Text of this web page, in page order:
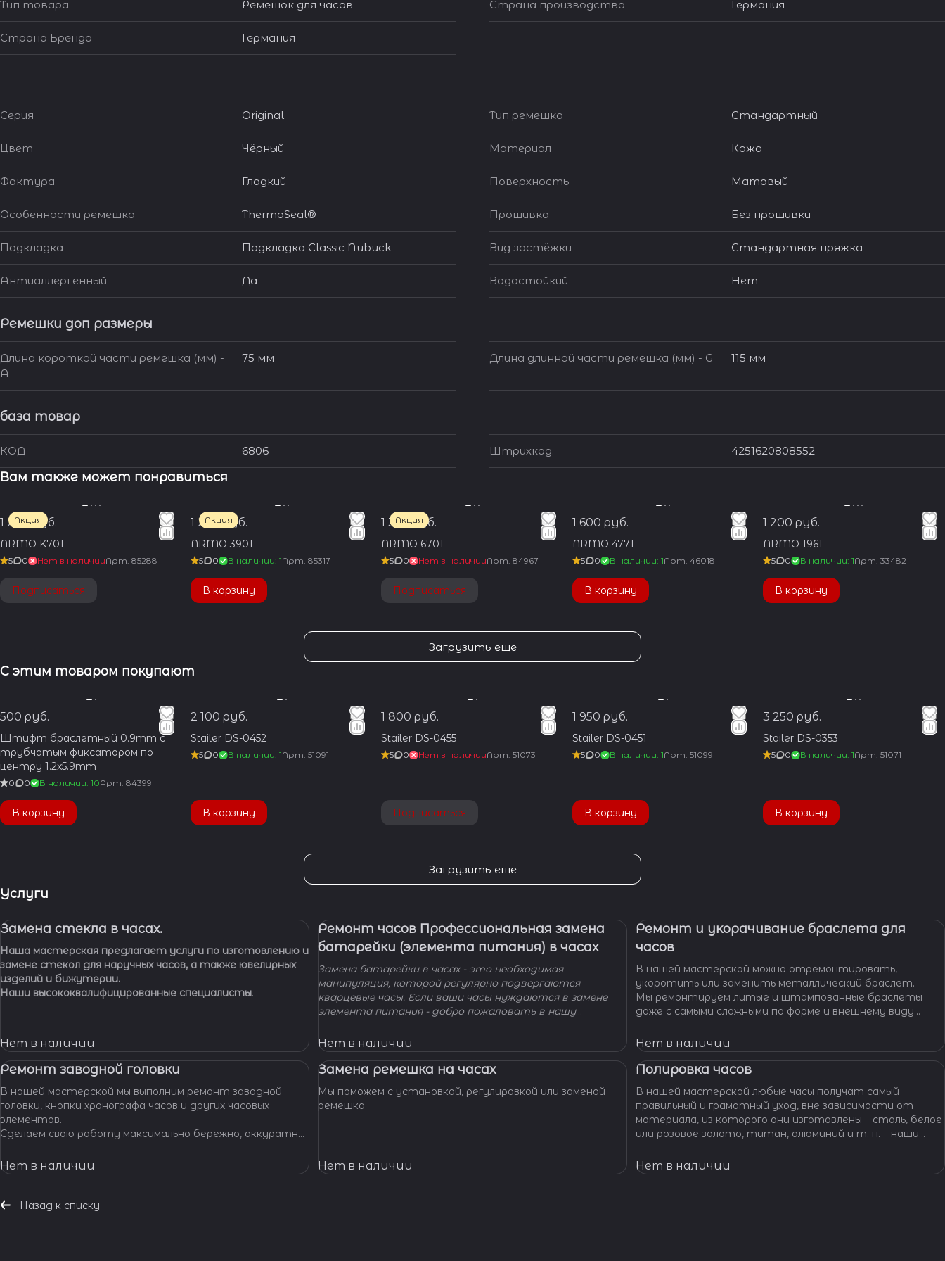
Тип товара Ремешок для часов Страна производства Германия
Страна Бренда Германия
Серия Original Тип ремешка Стандартный
Цвет Чёрный Материал Кожа
Фактура Гладкий Поверхность Матовый
Особенности ремешка ThermoSeal® Прошивка Без прошивки
Подкладка Подкладка Classic Nubuck Вид застёжки Стандартная пряжка
Антиаллергенный Да Водостойкий Нет
Ремешки доп размеры
Длина короткой части ремешка (мм) -
A
75 мм Длина длинной части ремешка (мм) - G 115 мм
база товар
КОД 6806 Штрихкод. 4251620808552
Вам также может понравиться
Акция
1 200 руб.
ARMO K701
5 0 Нет в наличииАрт. 85288
Подписаться
Акция
1 200 руб.
ARMO 3901
5 0 В наличии: 1Арт.85317
В корзину
Акция
1 350 руб.
ARMO 6701
5 0 Нет в наличииАрт.84967
Подписаться
1 600 руб.
ARMO 4771
5 0 В наличии: 1Арт. 46018
В корзину
1 200 руб.
ARMO 1961
5 0 В наличии: 1Арт. 33482
В корзину
Загрузить еще
С этим товаром покупают
500 руб.
Штифт браслетный 0.9mm с
трубчатым фиксатором по
центру 1.2x5.9mm
0 0 В наличии: 10Арт. 84399
В корзину
2 100 руб.
Stailer DS-0452
5 0 В наличии: 1Арт.51091
В корзину
1 800 руб.
Stailer DS-0455
5 0 Нет в наличииАрт.51073
Подписаться
1 950 руб.
Stailer DS-0451
5 0 В наличии: 1Арт. 51099
В корзину
3 250 руб.
Stailer DS-0353
5 0 В наличии: 1Арт. 51071
В корзину
Загрузить еще
Услуги
Замена стекла в часах.
Наша мастерская предлагает услуги по изготовлению и
замене стекол для наручных часов, а также ювелирных
изделий и бижутерии.
Наши высококвалифицированные специалисты
Нет в наличии
Ремонт часов Профессиональная замена
батарейки (элемента питания) в часах
Замена батарейки в часах - это необходимая
манипуляция, которой регулярно подвергаются
кварцевые часы. Если ваши часы нуждаются в замене
элемента питания - добро пожаловать в нашу
вам решить вашу проблему и произведут замену
батарейки профессионально, быстро, качественно и по
доступной цене.
Нет в наличии
Ремонт и укорачивание браслета для
часов
В нашей мастерской можно отремонтировать,
укоротить или заменить металлический браслет.
Мы ремонтируем литые и штампованные браслеты
даже с самыми сложными по форме и внешнему виду
Нет в наличии
Ремонт заводной головки
В нашей мастерской мы выполним ремонт заводной
головки, кнопки хронографа часов и других часовых
элементов.
Сделаем свою работу максимально бережно, аккуратно
часов.
Нет в наличии
Замена ремешка на часах
Мы поможем с установкой, регулировкой или заменой
ремешка
Нет в наличии
Полировка часов
В нашей мастерской любые часы получат самый
правильный и грамотный уход, вне зависимости от
материала, из которого они изготовлены – сталь, белое
или розовое золото, титан, алюминий и т. п. – наши
материал.
Нет в наличии
Назад к списку